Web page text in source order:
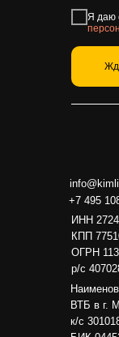
Я даю
ИНН
КПП
ОГРН
р/с
ВТБ в г.
к/с
+7 495